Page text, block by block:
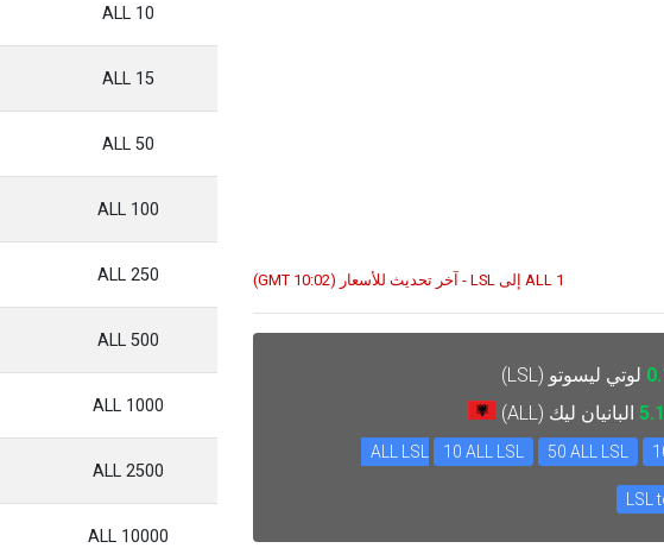
1 ALL إلى LSL - آخر تحديث للأسعار (10:02 GMT)
لوتي ليسوتو (LSL)
البانيان ليك (ALL)
10 ALL LSL 50 ALL LSL
10 ALL
15 ALL
50 ALL
100 ALL
250 ALL
500 ALL
1000 ALL
2500 ALL
10000 ALL